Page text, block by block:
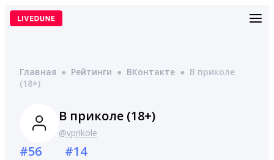
Перейти
Главная ● Рейтинги ● ВКонтакте ● В приколе
(18+)
В приколе (18+)
@vprikole
#56 #14